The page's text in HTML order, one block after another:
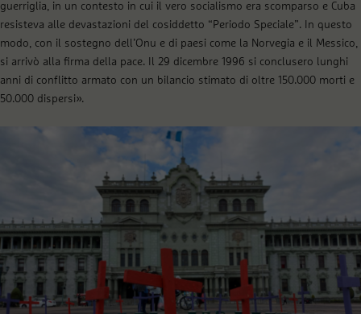
guerriglia, in un contesto in cui il vero socialismo era scomparso e Cuba
resisteva alle devastazioni del cosiddetto “Periodo Speciale”. In questo
modo, con il sostegno dell’Onu e di paesi come la Norvegia e il Messico,
si arrivò alla firma della pace. Il 29 dicembre 1996 si conclusero lunghi
anni di conflitto armato con un bilancio stimato di oltre 150.000 morti e
50.000 dispersi».